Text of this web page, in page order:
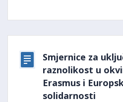
Smjernice za
raznolikost u
Erasmus i
solidarnosti